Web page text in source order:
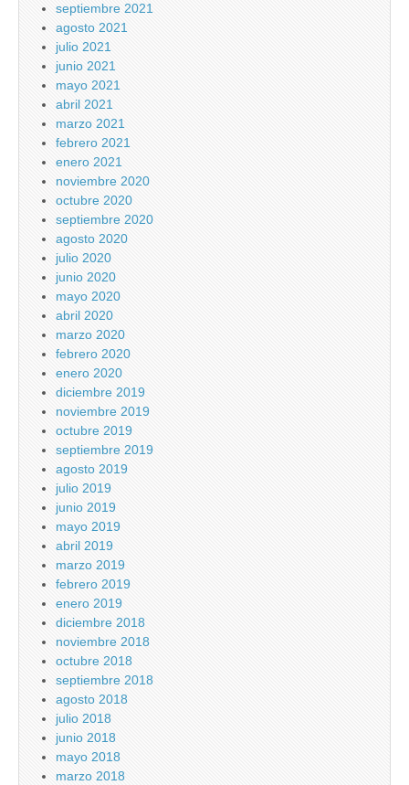
septiembre 2021
agosto 2021
julio 2021
junio 2021
mayo 2021
abril 2021
marzo 2021
febrero 2021
enero 2021
noviembre 2020
octubre 2020
septiembre 2020
agosto 2020
julio 2020
junio 2020
mayo 2020
abril 2020
marzo 2020
febrero 2020
enero 2020
diciembre 2019
noviembre 2019
octubre 2019
septiembre 2019
agosto 2019
julio 2019
junio 2019
mayo 2019
abril 2019
marzo 2019
febrero 2019
enero 2019
diciembre 2018
noviembre 2018
octubre 2018
septiembre 2018
agosto 2018
julio 2018
junio 2018
mayo 2018
marzo 2018